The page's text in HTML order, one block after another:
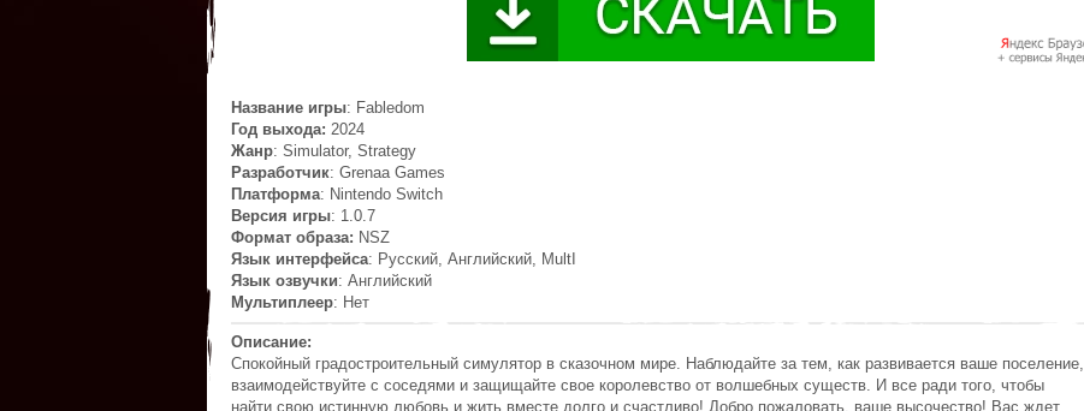
Название игры: Fabledom
Год выхода: 2024
Жанр: Simulator, Strategy
Разработчик: Grenaa Games
Платформа: Nintendo Switch
Версия игры: 1.0.7
Формат образа: NSZ
Язык интерфейса: Русский, Английский, MultI
Язык озвучки: Английский
Мультиплеер: Нет
Описание:
Спокойный градостроительный симулятор в сказочном мире. Наблюдайте за тем, как развивается ваше поселение,
взаимодействуйте с соседями и защищайте свое королевство от волшебных существ. И все ради того, чтобы
найти свою истинную любовь и жить вместе долго и счастливо! Добро пожаловать, ваше высочество! Вас ждет